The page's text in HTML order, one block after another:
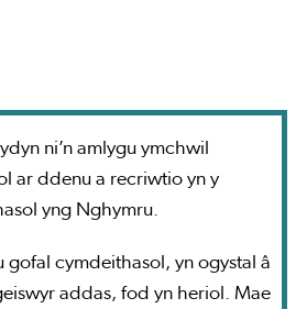
ni’n amlygu ymchwil
ar ddenu a recriwtio yn y
yng Nghymru.
cymdeithasol, yn ogystal â
addas, fod yn heriol. Mae